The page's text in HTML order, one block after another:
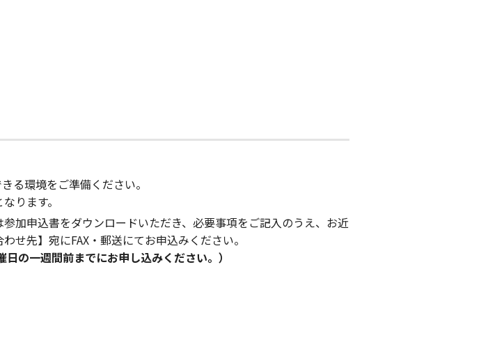
る環境をご準備ください。
ります。
加申込書をダウンロードいただき、必要事項をご記入のうえ、お近
せ先】宛にFAX・郵送にてお申込みください。
日の一週間前までにお申し込みください。）